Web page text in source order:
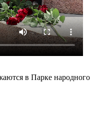
в Парке народного